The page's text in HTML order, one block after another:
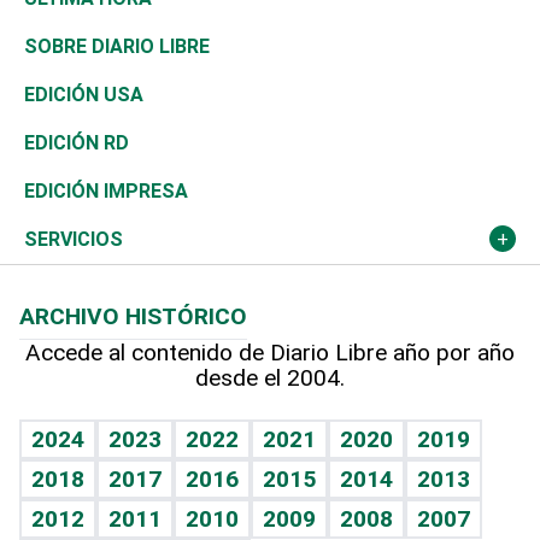
José Boquete
Reportajes
Asia
África
Ocenanía
Caribe
Resto del mundo
Consumo
Vivienda
Telecom.
Global y variable
Economía personal
Belleza
Buena Vida
Sociales
Novedades
Podcast Arte Libre
Hablando con el pediatra
Vida y familia
Eñe
Celebrando la vida
Golf
Ciclismo
Tenis
Olimpismo
Más deportes
TBT Deportivo
De buena tinta
En Directo
El Espía
Noticiero Poteleche
Columnistas
Más firmas
Clima
Tecnología
Historia
Martes de tecnología
Cambio climático
Mundo
Economía
Revista
Deportes
Opinión
Hecho en casa
Guía del dinero
SOBRE DIARIO LIBRE
EDICIÓN USA
EDICIÓN RD
EDICIÓN IMPRESA
SERVICIOS
Cumpleaños
Horóscopos
Crucigramas
ARCHIVO HISTÓRICO
Accede al contenido de Diario Libre año por año
desde el 2004.
2024 2023 2022 2021 2020
2019
2018
2017 2016 2015 2014
2013
2012
2011 2010 2009 2008 2007